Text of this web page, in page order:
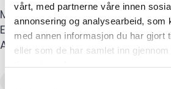
vårt, med partnerne våre innen
annonsering og analysearbeid, som
med annen informasjon du har gjort
eller som de har samlet inn
Medlemskap
Kurs og konferanser
Mobil: 909 60 161
E-post:
Adresse: Nedre Rairo 73 9603